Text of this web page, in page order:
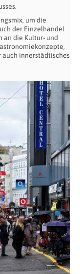
um die
der Einzelhandel
an die Kultur- und
innerstädtisches